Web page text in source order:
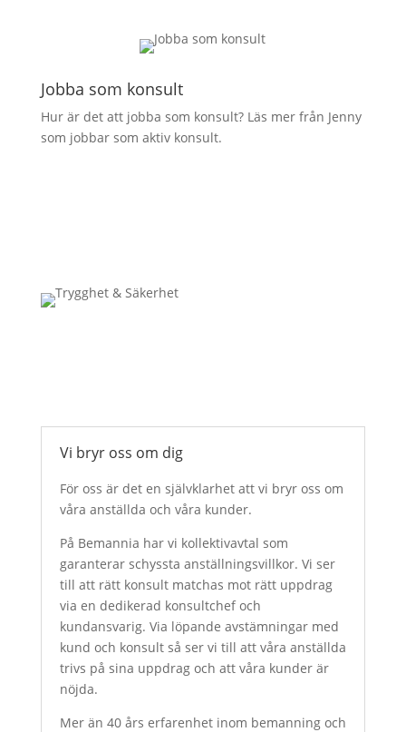
Jobba som konsult
Hur är det att jobba som konsult? Läs mer från Jenny
som jobbar som aktiv konsult.
Vi bryr oss om dig
För oss är det en självklarhet att vi bryr oss om
våra anställda och våra kunder.
På Bemannia har vi kollektivavtal som
garanterar schyssta anställningsvillkor. Vi ser
till att rätt konsult matchas mot rätt uppdrag
via en dedikerad konsultchef och
kundansvarig. Via löpande avstämningar med
kund och konsult så ser vi till att våra anställda
trivs på sina uppdrag och att våra kunder är
nöjda.
Mer än 40 års erfarenhet inom bemanning och